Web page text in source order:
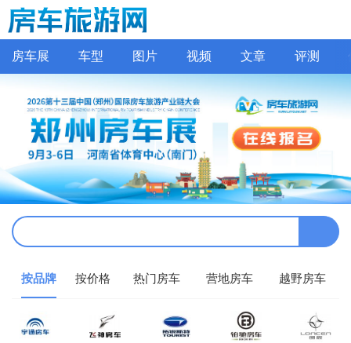
房车展 车型 图片 视频 文章 评测
按品牌 按价格 热门房车 营地房车 越野房车